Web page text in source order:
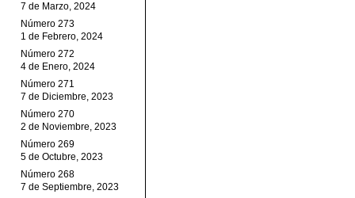
7 de Marzo, 2024
Número 273
1 de Febrero, 2024
Número 272
4 de Enero, 2024
Número 271
7 de Diciembre, 2023
Número 270
2 de Noviembre, 2023
Número 269
5 de Octubre, 2023
Número 268
7 de Septiembre, 2023